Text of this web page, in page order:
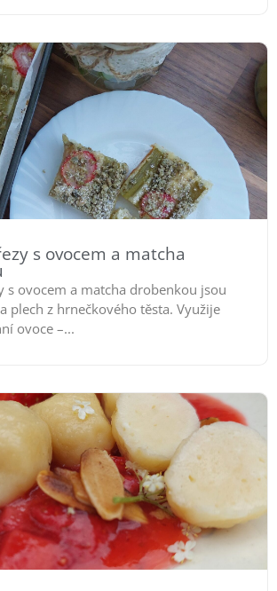
s ovocem a matcha
s ovocem a matcha drobenkou jsou
plech z hrnečkového těsta. Využije
ovoce –...